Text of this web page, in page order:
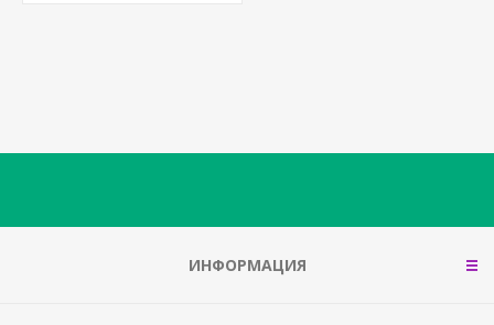
ИНФОРМАЦИЯ